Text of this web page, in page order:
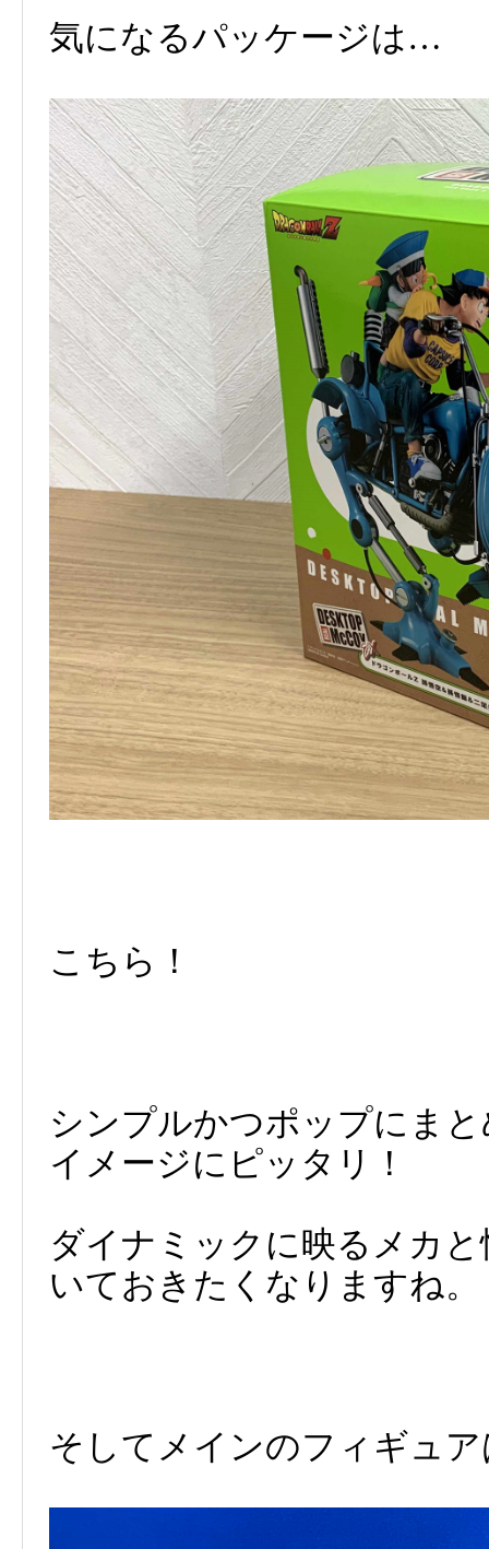
気になるパッケージは…
こちら！
シンプルかつポップにま
イメージにピッタリ！
ダイナミックに映るメカ
いておきたくなりますね。
そしてメインのフィギュ